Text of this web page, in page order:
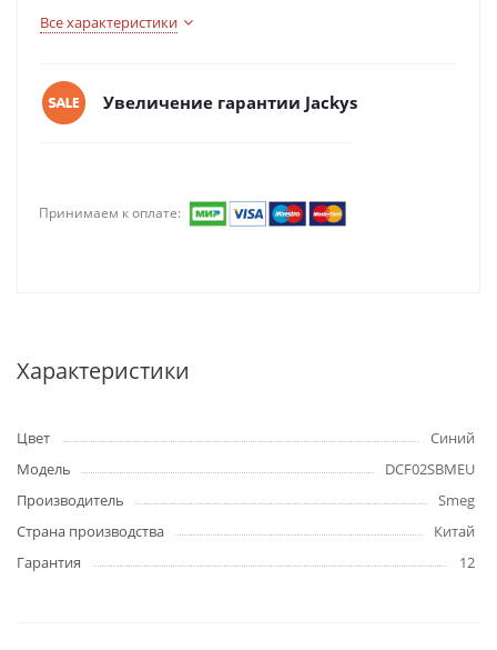
Все характеристики
Увеличение гарантии Jackys
Принимаем к оплате:
Характеристики
Цвет
Синий
Модель
DCF02SBMEU
Производитель
Smeg
Страна производства
Китай
Гарантия
12